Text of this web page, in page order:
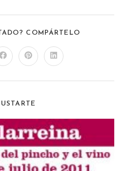
COMPÁRTELO